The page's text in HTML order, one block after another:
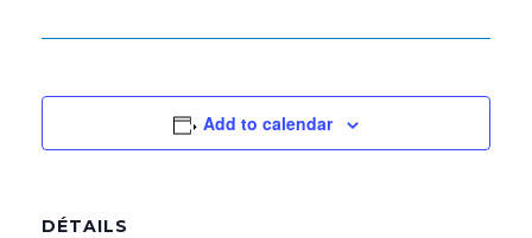
Add to calendar
DÉTAILS